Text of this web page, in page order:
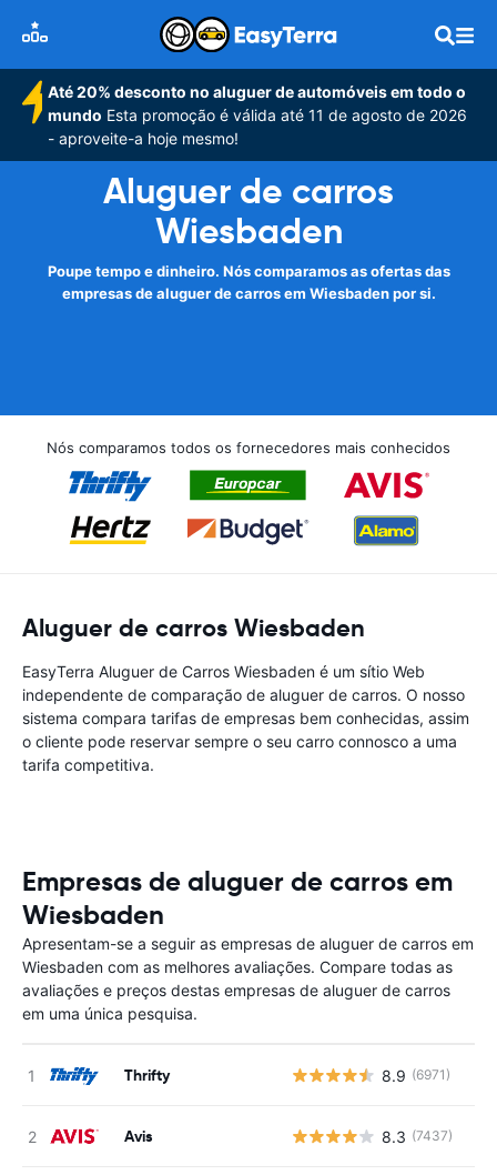
Até 20% desconto no aluguer de automóveis em todo o
mundo Esta promoção é válida até 11 de agosto de 2026
- aproveite-a hoje mesmo!
Aluguer de carros
Wiesbaden
Poupe tempo e dinheiro. Nós comparamos as ofertas das
empresas de aluguer de carros em Wiesbaden por si.
Nós comparamos todos os fornecedores mais conhecidos
Aluguer de carros Wiesbaden
EasyTerra Aluguer de Carros Wiesbaden é um sítio Web
independente de comparação de aluguer de carros. O nosso
sistema compara tarifas de empresas bem conhecidas, assim
o cliente pode reservar sempre o seu carro connosco a uma
tarifa competitiva.
Empresas de aluguer de carros em
Wiesbaden
Apresentam-se a seguir as empresas de aluguer de carros em
Wiesbaden com as melhores avaliações. Compare todas as
avaliações e preços destas empresas de aluguer de carros
em uma única pesquisa.
Thrifty 8.9 (6971)
Avis 8.3 (7437)